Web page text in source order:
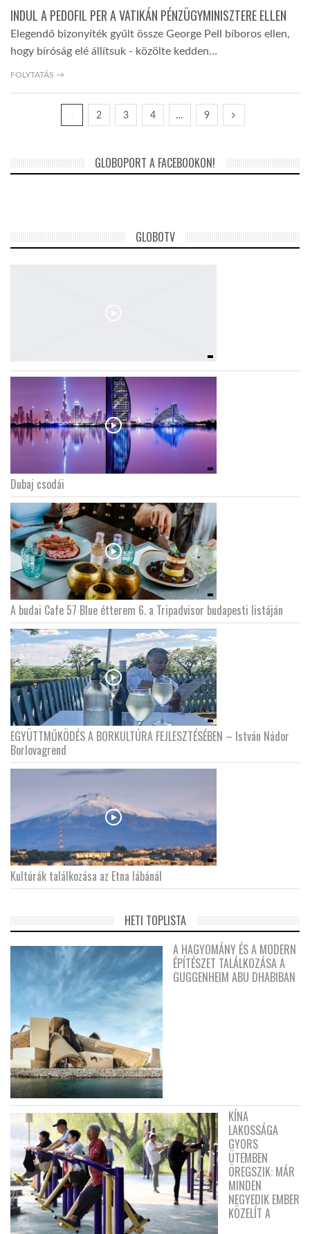
INDUL A PEDOFIL PER A VATIKÁN PÉNZÜGYMINISZTERE ELLEN
Elegendő bizonyíték gyűlt össze George Pell bíboros ellen,
hogy bíróság elé állítsuk - közölte kedden…
FOLYTATÁS →
2 3 4 … 9
GLOBOPORT A FACEBOOKON!
GLOBOTV
Dubaj csodái
A budai Cafe 57 Blue étterem 6. a Tripadvisor budapesti listáján
EGYÜTTMŰKÖDÉS A BORKULTÚRA FEJLESZTÉSÉBEN – István Nádor
Borlovagrend
Kultúrák találkozása az Etna lábánál
HETI TOPLISTA
A HAGYOMÁNY ÉS A MODERN
ÉPÍTÉSZET TALÁLKOZÁSA A
GUGGENHEIM ABU DHABIBAN
KÍNA
LAKOSSÁGA
GYORS
ÜTEMBEN
ÖREGSZIK: MÁR
MINDEN
NEGYEDIK EMBER
KÖZELÍT A